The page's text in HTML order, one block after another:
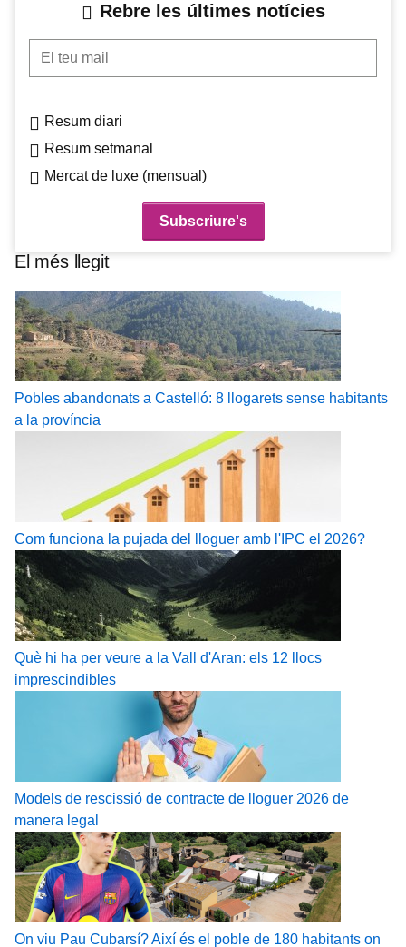
Rebre les últimes notícies
El teu mail
Resum diari
Resum setmanal
Mercat de luxe (mensual)
El més llegit
Pobles abandonats a Castelló: 8 llogarets sense habitants
a la província
Com funciona la pujada del lloguer amb l'IPC el 2026?
Què hi ha per veure a la Vall d'Aran: els 12 llocs
imprescindibles
Models de rescissió de contracte de lloguer 2026 de
manera legal
On viu Pau Cubarsí? Així és el poble de 180 habitants on